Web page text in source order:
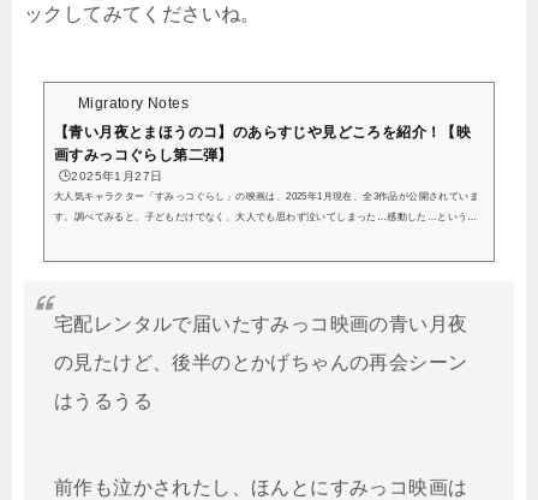
ックしてみてくださいね。
Migratory Notes
【青い月夜とまほうのコ】のあらすじや見どころを紹介！【映
画すみっコぐらし第二弾】
🕒️2025年1月27日
大人気キャラクター「すみっコぐらし」の映画は、2025年1月現在、全3作品が公開されていま
す。調べてみると、子どもだけでなく、大人でも思わず泣いてしまった…感動した…という声
の第2弾「青い月夜とまほうのコ」について、実際に作品を見た感想をもとに、あらす...
宅配レンタルで届いたすみっコ映画の青い月夜
の見たけど、後半のとかげちゃんの再会シーン
はうるうる
前作も泣かされたし、ほんとにすみっコ映画は